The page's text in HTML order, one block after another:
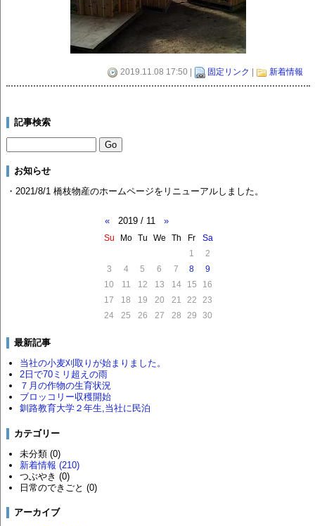
2019.11.08 17:50 | 固定リンク | 新着情報
記事検索
お知らせ
・2021/8/1 橋枝物産のホームページをリニューアルしました。
« 2019 / 11 »
Su Mo Tu We Th Fr
Sa
1
2
3
4 5 6 7 8
9
10
11 12 13 14 15
16
17
18 19 20 21 22
23
24
25 26 27 28 29 30
最新記事
当社の小麦刈取りが始まりました。
2日で70ミリ超えの雨
７月の作物の生育状況
ブロッコリー収穫開始
釧路教育大学２年生,当社に民泊
カテゴリー
未分類 (0)
新着情報 (210)
つぶやき (0)
日常のできごと (0)
アーカイブ